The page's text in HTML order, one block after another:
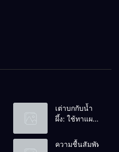
เต่าบกกับน้ำ
ผึ้ง: ใช้ทาแผล
ดื่มได้ไหม?
ความชื้นสัมพัทธ์: